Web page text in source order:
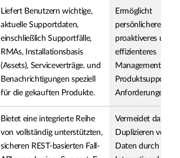
Liefert Benutzern wichtige,
aktuelle Supportdaten,
einschließlich Supportfälle,
RMAs, Installationsbasis
(Assets), Serviceverträge. und
Benachrichtigungen speziell
für die gekauften Produkte.
Ermöglicht
persönlicheres,
proaktiveres und
effizienteres
Management von
Produktsupport-
Anforderungen.
Bietet eine integrierte Reihe
von vollständig unterstützten,
sicheren REST-basierten Fall-
Vermeidet das
Duplizieren von
Daten durch die